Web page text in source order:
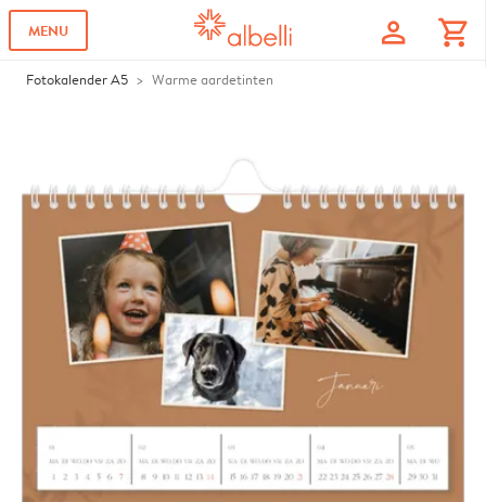
MENU profile shopping_cart
Fotokalender A5 Warme aardetinten